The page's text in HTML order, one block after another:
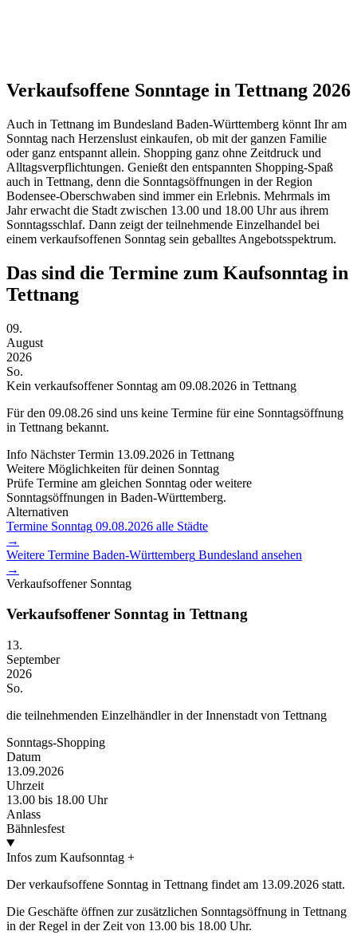
Verkaufsoffene Sonntage in Tettnang 2026
Auch in Tettnang im Bundesland Baden-Württemberg könnt Ihr am
Sonntag nach Herzenslust einkaufen, ob mit der ganzen Familie
oder ganz entspannt allein. Shopping ganz ohne Zeitdruck und
Alltagsverpflichtungen. Genießt den entspannten Shopping-Spaß
auch in Tettnang, denn die Sonntagsöffnungen in der Region
Bodensee-Oberschwaben sind immer ein Erlebnis. Mehrmals im
Jahr erwacht die Stadt zwischen 13.00 und 18.00 Uhr aus ihrem
Sonntagsschlaf. Dann zeigt der teilnehmende Einzelhandel bei
einem verkaufsoffenen Sonntag sein geballtes Angebotsspektrum.
Das sind die Termine zum Kaufsonntag in
Tettnang
09.
August
2026
So.
Kein verkaufsoffener Sonntag am 09.08.2026 in Tettnang
Für den 09.08.26 sind uns keine Termine für eine Sonntagsöffnung
in Tettnang bekannt.
Info Nächster Termin 13.09.2026 in Tettnang
Weitere Möglichkeiten für deinen Sonntag
Prüfe Termine am gleichen Sonntag oder weitere
Sonntagsöffnungen in Baden-Württemberg.
Alternativen
Termine Sonntag 09.08.2026 alle Städte
→
Weitere Termine Baden-Württemberg Bundesland ansehen
→
Verkaufsoffener Sonntag
Verkaufsoffener Sonntag in Tettnang
13.
September
2026
So.
die teilnehmenden Einzelhändler in der Innenstadt von Tettnang
Sonntags-Shopping
Datum
13.09.2026
Uhrzeit
13.00 bis 18.00 Uhr
Anlass
Bähnlesfest
Infos zum Kaufsonntag +
Der verkaufsoffene Sonntag in Tettnang findet am 13.09.2026 statt.
Die Geschäfte öffnen zur zusätzlichen Sonntagsöffnung in Tettnang
in der Regel in der Zeit von 13.00 bis 18.00 Uhr.